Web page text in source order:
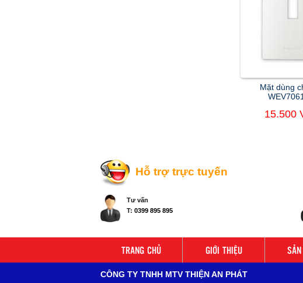
Mặt dùng
15.500
Hỗ trợ trực tuyến
Tư vấn
T: 0399 895 895
TRANG CHỦ GIỚI THIỆU
CÔNG TY TNHH MTV THIỆN AN PHÁT